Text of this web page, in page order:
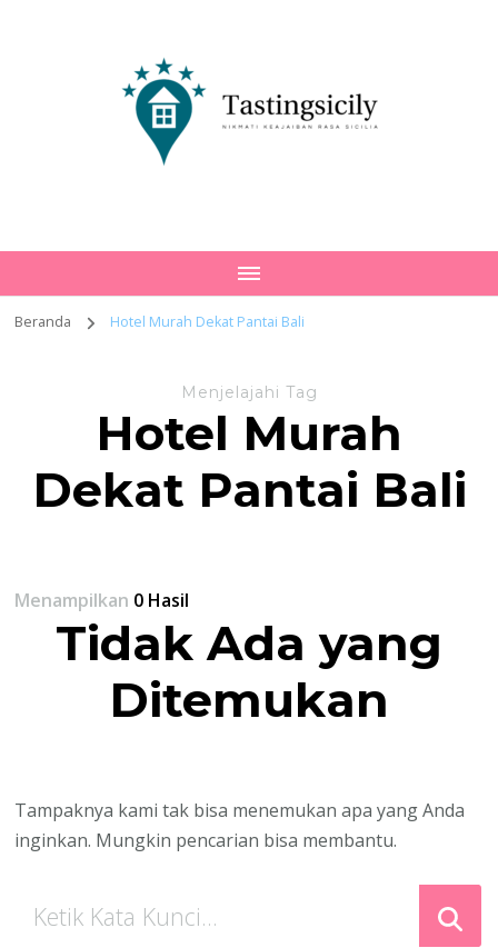
Beranda Hotel Murah Dekat Pantai Bali
Menjelajahi Tag
Hotel Murah
Dekat Pantai Bali
Menampilkan 0 Hasil
Tidak Ada yang
Ditemukan
Tampaknya kami tak bisa menemukan apa yang Anda
inginkan. Mungkin pencarian bisa membantu.
Sesuatu?